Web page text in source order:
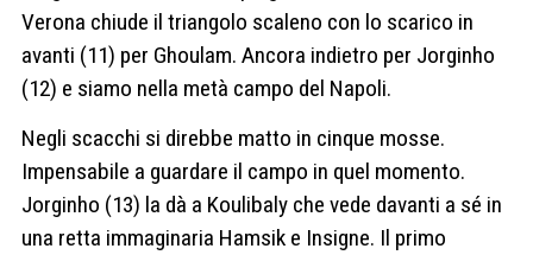
Verona chiude il triangolo scaleno con lo scarico in
avanti (11) per Ghoulam. Ancora indietro per Jorginho
(12) e siamo nella metà campo del Napoli.
Negli scacchi si direbbe matto in cinque mosse.
Impensabile a guardare il campo in quel momento.
Jorginho (13) la dà a Koulibaly che vede davanti a sé in
una retta immaginaria Hamsik e Insigne. Il primo